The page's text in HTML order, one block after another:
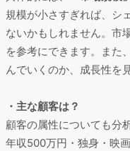
規模が小さすぎれば、シ
ないかもしれません。市
を参考にできます。また
んでいくのか、成長性を
・主な顧客は？
顧客の属性についても分
年収500万円・独身・映